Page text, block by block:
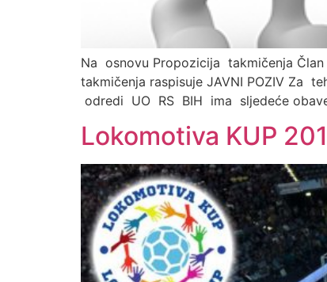
Na osnovu Propozicija takmičenja
takmičenja raspisuje JAVNI POZIV Za
odredi UO RS BIH ima sljedeće
Lokomotiva KUP